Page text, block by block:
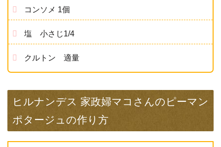
コンソメ 1個
塩 小さじ1/4
クルトン 適量
ヒルナンデス 家政婦マコさんのピーマン
ポタージュの作り方